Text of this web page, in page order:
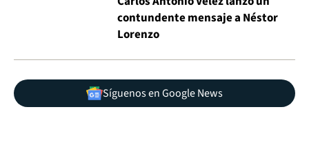
contundente mensaje a Néstor
Lorenzo
Síguenos en Google News